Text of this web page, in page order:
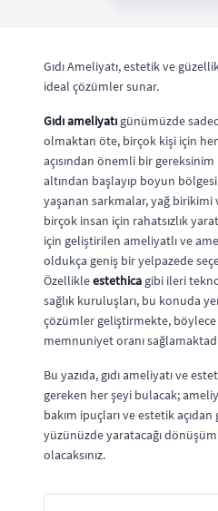
Gıdı Ameliyatı, estetik ve
ideal çözümler sunar.
Gıdı ameliyatı günümüzde
olmaktan öte, birçok kişi için
açısından önemli bir
altından başlayıp boyun
yaşanan sarkmalar, yağ
birçok insan için rahatsızlık
için geliştirilen ameliyatlı ve
oldukça geniş bir yelpazede
Özellikleestethica gibi ileri
sağlık kuruluşları, bu konuda
çözümler geliştirmekte, böylece
memnuniyet oranı
Bu yazıda, gıdı ameliyatı ve
gereken her şeyi bulacak;
bakım ipuçları ve estetik
yüzünüzde yaratacağı
olacaksınız.